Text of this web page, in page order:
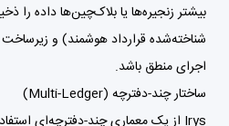
شناخته‌شده قرارداد هوشمند) و
اجرای منطق باشد.
ساختار چند-دفترچه (Multi-Ledger)